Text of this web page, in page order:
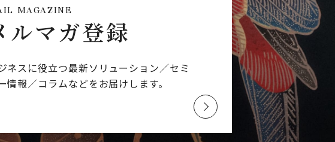
MAGAZINE
ルマガ登録
ネスに役立つ最新ソリューション／セミ
情報／コラムなどをお届けします。